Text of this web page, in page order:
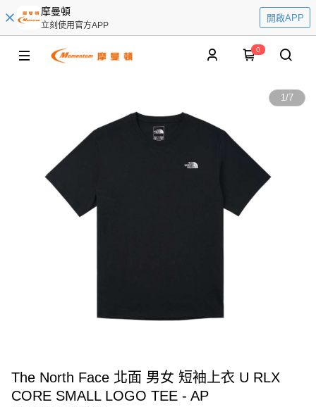
摩曼頓
立刻使用官方APP
開啟APP
0
1/7
The North Face 北面 男女 短袖上衣 U RLX
CORE SMALL LOGO TEE - AP